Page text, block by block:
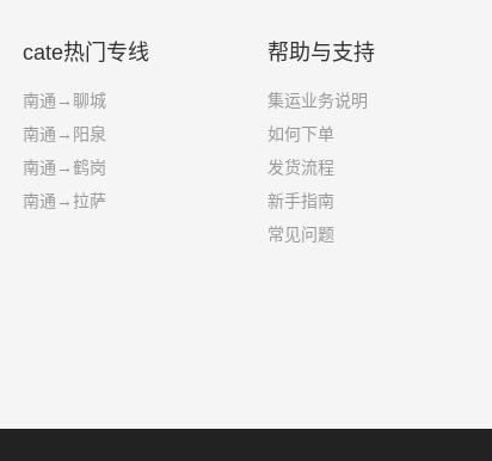
cate热门专线
南通→聊城
南通→阳泉
南通→鹤岗
南通→拉萨
帮助与支持
集运业务说明
如何下单
发货流程
新手指南
常见问题